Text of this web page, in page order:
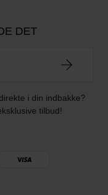
DET
i din indbakke?
tilbud!